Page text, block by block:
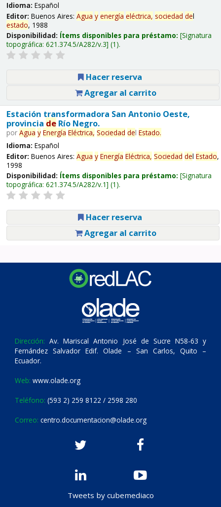
Idioma: Español
Editor: Buenos Aires: Agua y energía eléctrica, sociedad del
estado, 1988
Disponibilidad: Ítems disponibles para préstamo: Signatura
topográfica: 621.374.5/A282/v.3 (1).
Hacer reserva
Agregar al carrito
Estación transformadora San Antonio Oeste,
provincia deRío Negro.
por Agua y Energía Eléctrica, Sociedad del Estado.
Idioma: Español
Editor: Buenos Aires: Agua y Energía Eléctrica, Sociedad del Estado,
1998
Disponibilidad: Ítems disponibles para préstamo: Signatura
topográfica: 621.374.5/A282/v.1 (1).
Hacer reserva
Agregar al carrito
Dirección: Av. Mariscal Antonio José de Sucre N58-63 y
Fernández Salvador Edif. Olade – San Carlos, Quito –
Ecuador.
Web: www.olade.org
Teléfono: (593 2) 259 8122 / 2598 280
Correo: centro.documentacion@olade.org
Tweets by cubemediaco